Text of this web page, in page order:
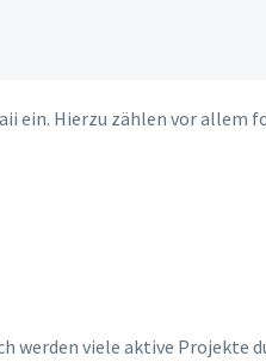
ein. Hierzu zählen vor allem
viele aktive Projekte